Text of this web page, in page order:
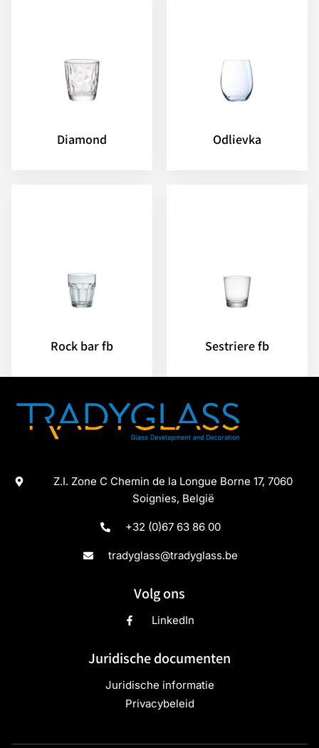
Diamond Odlievka
Rock bar fb Sestriere fb
Z.I. Zone C Chemin de la Longue Borne 17, 7060
Soignies, België
+32 (0)67 63 86 00
tradyglass@tradyglass.be
Volg ons
LinkedIn
Juridische documenten
Juridische informatie
Privacybeleid